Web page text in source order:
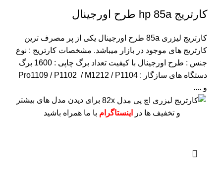
کارتریج hp 85a طرح اورجینال
کارتریج لیزری 85a طرح اورجینال یکی از پر مصرف ترین
کارتریج های موجود در بازار میباشد. مشخصات کارتریج : نوع
جنس : طرح اورجینال با کیفیت تعداد برگ چاپی : 1600 برگ
و ....
برای دیدن مدل های بیشتر
و تخفیف ها در
اینستاگرام با ما همراه باشید